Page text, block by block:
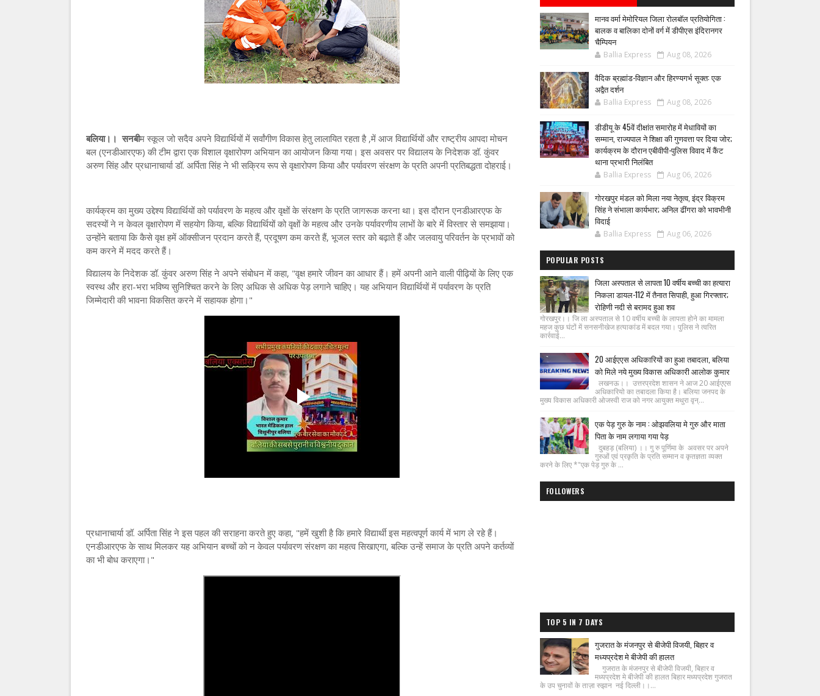
बलिया।। सनबीम स्कूल जो सदैव अपने विद्यार्थियों में सर्वांगीण विकास हेतु लालायित रहता है ,में आज विद्यार्थियों और राष्ट्रीय आपदा मोचन
बल (एनडीआरएफ) की टीम द्वारा एक विशाल वृक्षारोपण अभियान का आयोजन किया गया। इस अवसर पर विद्यालय के निदेशक डॉ. कुंवर
अरुण सिंह और प्रधानाचार्या डॉ. अर्पिता सिंह ने भी सक्रिय रूप से वृक्षारोपण किया और पर्यावरण संरक्षण के प्रति अपनी प्रतिबद्धता दोहराई।
कार्यक्रम का मुख्य उद्देश्य विद्यार्थियों को पर्यावरण के महत्व और वृक्षों के संरक्षण के प्रति जागरूक करना था। इस दौरान एनडीआरएफ के
सदस्यों ने न केवल वृक्षारोपण में सहयोग किया, बल्कि विद्यार्थियों को वृक्षों के महत्व और उनके पर्यावरणीय लाभों के बारे में विस्तार से समझाया।
उन्होंने बताया कि कैसे वृक्ष हमें ऑक्सीजन प्रदान करते हैं, प्रदूषण कम करते हैं, भूजल स्तर को बढ़ाते हैं और जलवायु परिवर्तन के प्रभावों को
कम करने में मदद करते हैं।
विद्यालय के निदेशक डॉ. कुंवर अरुण सिंह ने अपने संबोधन में कहा, "वृक्ष हमारे जीवन का आधार हैं। हमें अपनी आने वाली पीढ़ियों के लिए एक
स्वस्थ और हरा-भरा भविष्य सुनिश्चित करने के लिए अधिक से अधिक पेड़ लगाने चाहिए। यह अभियान विद्यार्थियों में पर्यावरण के प्रति
जिम्मेदारी की भावना विकसित करने में सहायक होगा।"
प्रधानाचार्या डॉ. अर्पिता सिंह ने इस पहल की सराहना करते हुए कहा, "हमें खुशी है कि हमारे विद्यार्थी इस महत्वपूर्ण कार्य में भाग ले रहे हैं।
एनडीआरएफ के साथ मिलकर यह अभियान बच्चों को न केवल पर्यावरण संरक्षण का महत्व सिखाएगा, बल्कि उन्हें समाज के प्रति अपने कर्तव्यों
का भी बोध कराएगा।"
मानव वर्मा मेमोरियल जिला रोलबॉल प्रतियोगिता :
बालक व बालिका दोनों वर्ग में डीपीएस इंदिरानगर
चैम्पियन
Ballia Express Aug 08, 2026
वैदिक ब्रह्मांड-विज्ञान और हिरण्यगर्भ सूक्त: एक
अद्वैत दर्शन
Ballia Express Aug 08, 2026
डीडीयू के 45वें दीक्षांत समारोह में मेधावियों का
सम्मान, राज्यपाल ने शिक्षा की गुणवत्ता पर दिया जोर;
कार्यक्रम के दौरान एबीवीपी-पुलिस विवाद में कैंट
थाना प्रभारी निलंबित
Ballia Express Aug 06, 2026
गोरखपुर मंडल को मिला नया नेतृत्व, इंद्र विक्रम
सिंह ने संभाला कार्यभार; अनिल ढींगरा को भावभीनी
विदाई
Ballia Express Aug 06, 2026
POPULAR POSTS
जिला अस्पताल से लापता 10 वर्षीय बच्ची का हत्यारा
निकला डायल-112 में तैनात सिपाही, हुआ गिरफ्तार;
रोहिणी नदी से बरामद हुआ शव
गोरखपुर।। जि ला अस्पताल से 10 वर्षीय बच्ची के लापता होने का मामला
महज कुछ घंटों में सनसनीखेज हत्याकांड में बदल गया। पुलिस ने त्वरित
कार्रवाई...
20 आईएएस अधिकारियों का हुआ तबादला, बलिया
को मिले नये मुख्य विकास अधिकारी आलोक कुमार
लखनऊ।। उत्तरप्रदेश शासन ने आज 20 आईएएस
अधिकारियो का तबादला किया है। बलिया जनपद के
मुख्य विकास अधिकारी ओजस्वी राज को नगर आयुक्त मथुरा वृन्...
एक पेड़ गुरु के नाम : ओझवलिया मे गुरु और माता
पिता के नाम लगाया गया पेड़
दुबहड़ (बलिया) ।। गु रु पूर्णिमा के अवसर पर अपने
गुरुओं एवं प्रकृति के प्रति सम्मान व कृतज्ञता व्यक्त
करने के लिए *"एक पेड़ गुरु के ...
FOLLOWERS
TOP 5 IN 7 DAYS
गुजरात के मंजनपुर से बीजेपी विजयी, बिहार व
मध्यप्रदेश मे बीजेपी की हालत
गुजरात के मंजनपुर से बीजेपी विजयी, बिहार व
मध्यप्रदेश मे बीजेपी की हालत बिहार मध्यप्रदेश गुजरात
के उप चुनावों के ताज़ा रुझान नई दिल्ली।।...